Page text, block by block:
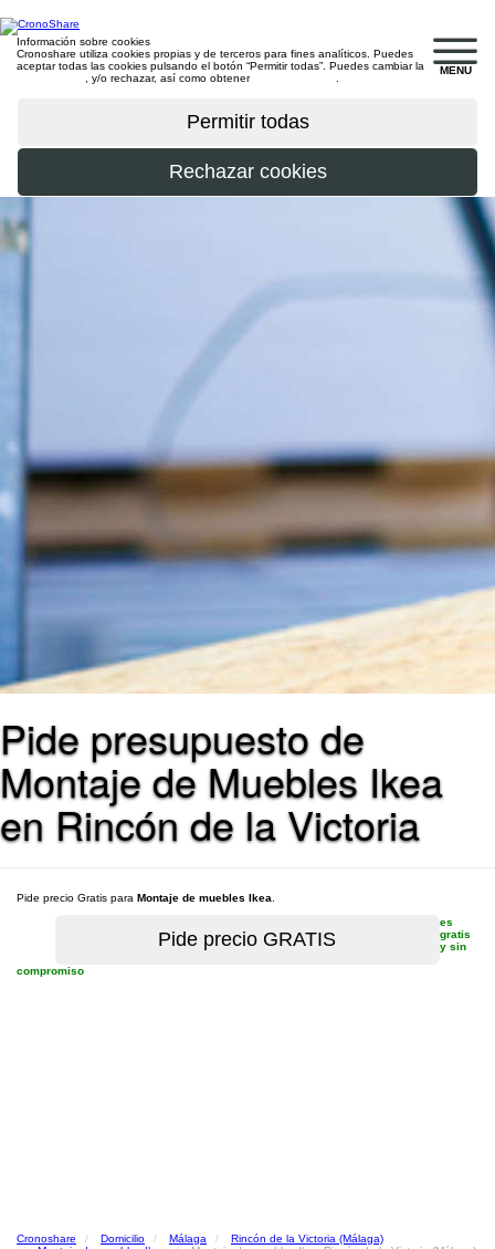
MENU
Información sobre cookies
Cronoshare utiliza cookies propias y de terceros para fines analíticos. Puedes
aceptar todas las cookies pulsando el botón “Permitir todas”. Puedes cambiar la
, y/o rechazar, así como obtener
Pide presupuesto de
Montaje de Muebles Ikea
en Rincón de la Victoria
Pide precio Gratis para Montaje de muebles Ikea
es
gratis
y sin
compromiso
Cronoshare Domicilio Málaga
Rincón de la Victoria (Málaga)